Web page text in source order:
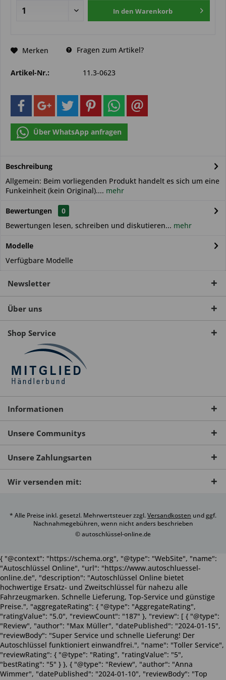
In den Warenkorb
Merken Fragen zum Artikel?
Artikel-Nr.: 11.3-0623
Über WhatsApp anfragen
Beschreibung
Allgemein: Beim vorliegenden Produkt handelt es sich um eine
Funkeinheit (kein Original).... mehr
Bewertungen
0
Bewertungen lesen, schreiben und diskutieren... mehr
Modelle
Verfügbare Modelle
Newsletter
Über uns
Shop Service
Informationen
Unsere Communitys
Unsere Zahlungsarten
Wir versenden mit:
* Alle Preise inkl. gesetzl. Mehrwertsteuer zzgl.Versandkosten und ggf.
Nachnahmegebühren, wenn nicht anders beschrieben
© autoschlüssel-online.de
{ "@context": "https://schema.org", "@type": "WebSite", "name":
"Autoschlüssel Online", "url": "https://www.autoschluessel-
online.de", "description": "Autoschlüssel Online bietet
hochwertige Ersatz- und Zweitschlüssel für nahezu alle
Fahrzeugmarken. Schnelle Lieferung, Top-Service und günstige
Preise.", "aggregateRating": { "@type": "AggregateRating",
"ratingValue": "5.0", "reviewCount": "187" }, "review": [ { "@type":
"Review", "author": "Max Müller", "datePublished": "2024-01-15",
"reviewBody": "Super Service und schnelle Lieferung! Der
Autoschlüssel funktioniert einwandfrei.", "name": "Toller Service",
"reviewRating": { "@type": "Rating", "ratingValue": "5",
"bestRating": "5" } }, { "@type": "Review", "author": "Anna
Wimmer", "datePublished": "2024-01-10", "reviewBody": "Top